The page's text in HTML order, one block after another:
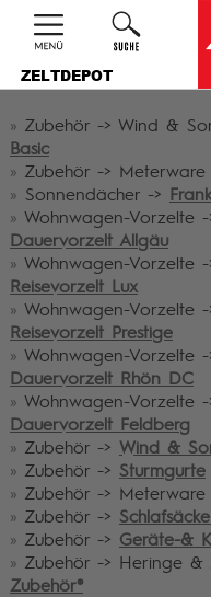
ZELTDEPOT
» Zubehör -> Wind &
Basic
» Zubehör -> Meterware
» Sonnendächer ->
» Wohnwagen-Vorzelte
Dauervorzelt Allgäu
» Wohnwagen-Vorzelte
Reisevorzelt Lux
» Wohnwagen-Vorzelte
Reisevorzelt Prestige
» Wohnwagen-Vorzelte
Dauervorzelt Rhön DC
» Wohnwagen-Vorzelte
Dauervorzelt Feldberg
» Zubehör -> Wind &
» Zubehör -> Sturmgurte
» Zubehör -> Meterware
» Zubehör ->
» Zubehör -> Geräte-&
» Zubehör -> Heringe &
Zubehör®